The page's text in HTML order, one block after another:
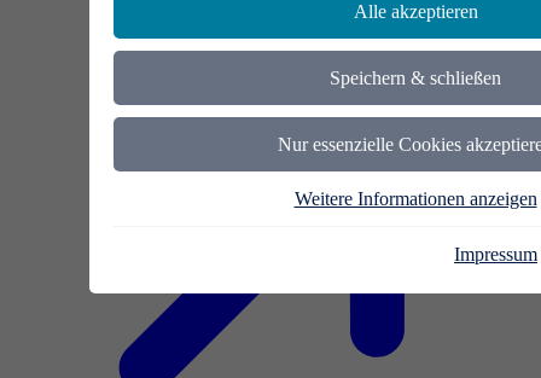
Alle akzeptieren
Speichern & schließen
Nur essenzielle Cookies
Weitere Informationen anzeigen
Impressum